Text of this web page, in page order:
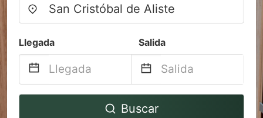
Llegada Salida
Navigate
Navigate
Buscar